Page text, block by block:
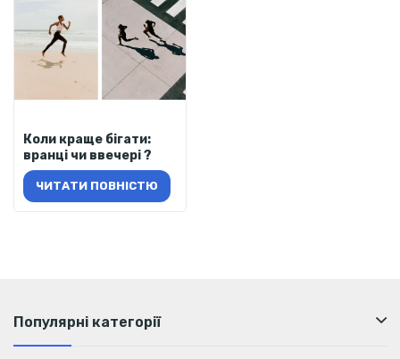
Коли краще бігати:
вранці чи ввечері ?
ЧИТАТИ ПОВНІСТЮ
Популярні категорії